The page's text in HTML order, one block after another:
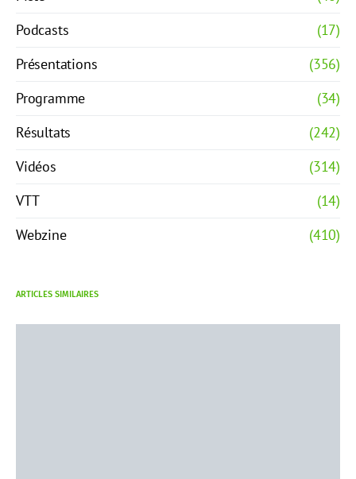
Podcasts
(17)
Présentations
(356)
Programme
(34)
Résultats
(242)
Vidéos
(314)
VTT
(14)
Webzine
(410)
ARTICLES SIMILAIRES